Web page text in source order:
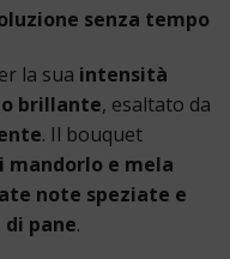
senza tempo
la sua intensità
brillante, esaltato da
. Il bouquet
mandorlo e mela
note speziate e
pane.